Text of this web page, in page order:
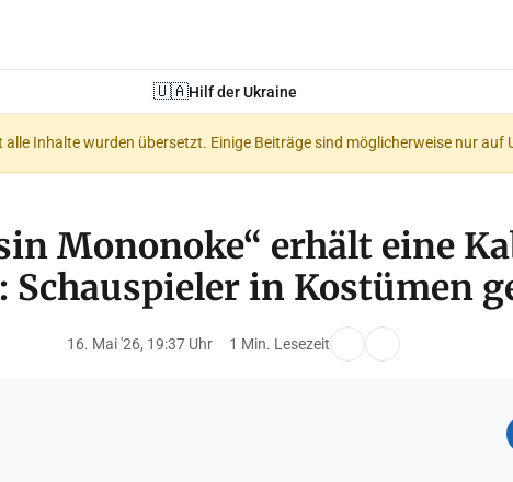
🇺🇦Hilf der Ukraine
Inhalte wurden übersetzt. Einige Beiträge sind möglicherweise nur auf
Mononoke“ erhält eine
Schauspieler in Kostümen
16. Mai '26, 19:37 Uhr 1 Min. Lesezeit